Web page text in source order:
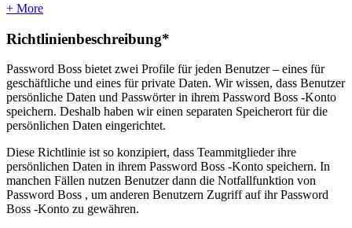
+ More
Richtlinienbeschreibung*
Password Boss bietet zwei Profile für jeden Benutzer – eines für
geschäftliche und eines für private Daten. Wir wissen, dass Benutzer
persönliche Daten und Passwörter in ihrem Password Boss -Konto
speichern. Deshalb haben wir einen separaten Speicherort für die
persönlichen Daten eingerichtet.
Diese Richtlinie ist so konzipiert, dass Teammitglieder ihre
persönlichen Daten in ihrem Password Boss -Konto speichern. In
manchen Fällen nutzen Benutzer dann die Notfallfunktion von
Password Boss , um anderen Benutzern Zugriff auf ihr Password
Boss -Konto zu gewähren.